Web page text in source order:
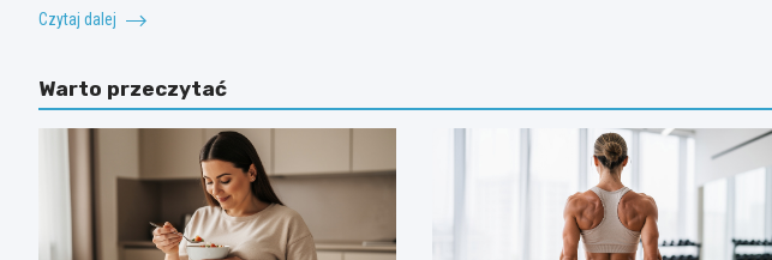
Czytaj dalej
Warto przeczytać